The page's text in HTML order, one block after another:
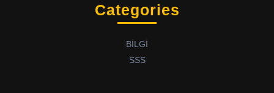
Categories
BİLGİ
SSS